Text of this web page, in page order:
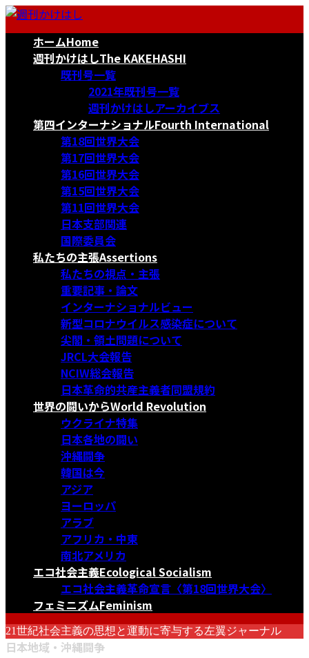
コ
ナ
ホームHome
週刊かけはしThe KAKEHASHI
既刊号一覧
2021年既刊号一覧
週刊かけはしアーカイブス
第四インターナショナルFourth International
第18回世界大会
第17回世界大会
第16回世界大会
第15回世界大会
第11回世界大会
日本支部関連
国際委員会
私たちの主張Assertions
私たちの視点・主張
重要記事・論文
インターナショナルビュー
新型コロナウイルス感染症について
尖閣・領土問題について
JRCL大会報告
NCIW総会報告
日本革命的共産主義者同盟規約
世界の闘いからWorld Revolution
ウクライナ特集
日本各地の闘い
沖縄闘争
韓国は今
アジア
ヨーロッパ
アラブ
アフリカ・中東
南北アメリカ
エコ社会主義Ecological Socialism
エコ社会主義革命宣言〈第18回世界大会〉
フェミニズムFeminism
21世紀社会主義の思想と運動に寄与する左翼ジャーナル
日本地域・沖縄闘争